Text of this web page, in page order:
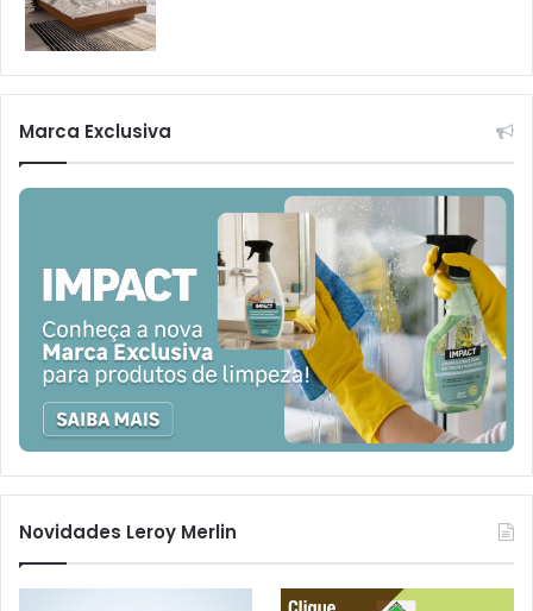
Marca Exclusiva
Novidades Leroy Merlin